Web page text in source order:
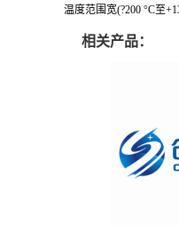
温度范围宽(?200 °C至
相关产品：